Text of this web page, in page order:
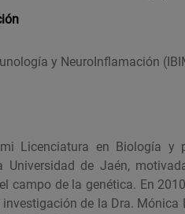
y NeuroInflamación
Licenciatura en Biología y
Universidad de Jaén,
campo de la genética. En
de la Dra.